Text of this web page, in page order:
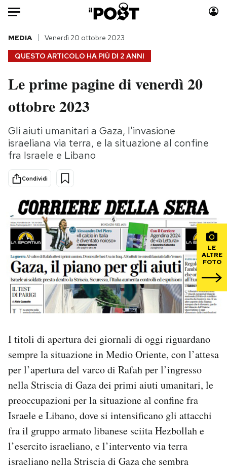
Auto
HOME
Italia
Politica
Tecnologia
Internet
Scienza
Cultura
Economia
Sport
Moda
Storie/Idee
Ok Boomer!
Mondiali calcio 2026
PODCAST
NEWSLETTER
I MIEI PREFERITI
SHOP
CALENDARIO
AREA PERSONALE
Area Personale
Newsletter
Notifiche mobile
QUESTO ARTICOLO HA PIÙ DI 2 ANNI
MEDIA Venerdì 20 ottobre 2023
Le prime pagine di venerdì 20
ottobre 2023
Gli aiuti umanitari a Gaza, l'invasione
israeliana via terra, e la situazione al confine
fra Israele e Libano
Condividi
LE
ALTRE
FOTO
I titoli di apertura dei giornali di oggi riguardano
sempre la situazione in Medio Oriente, con l’attesa
per l’apertura del varco di Rafah per l’ingresso
nella Striscia di Gaza dei primi aiuti umanitari, le
preoccupazioni per la situazione al confine fra
Israele e Libano, dove si intensificano gli attacchi
fra il gruppo armato libanese sciita Hezbollah e
l’esercito israeliano, e l’intervento via terra
israeliano nella Striscia di Gaza che sembra